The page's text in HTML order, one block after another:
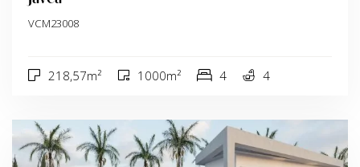
VCM23008
218,57m² 1000m² 4 4